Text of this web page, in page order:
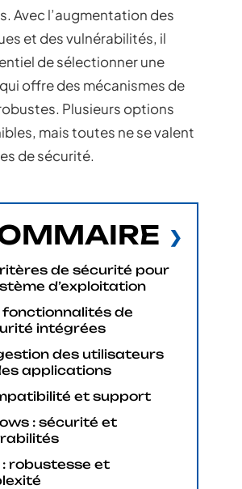
Avec l’augmentation des
et des vulnérabilités, il
de sélectionner une
offre des mécanismes de
Plusieurs options
mais toutes ne se valent
de sécurité.
de sécurité pour
d’exploitation
fonctionnalités de
intégrées
des utilisateurs
applications
et support
: sécurité et
: robustesse et